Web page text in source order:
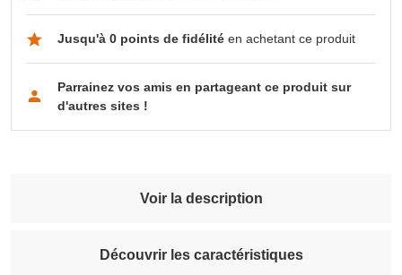
Jusqu'à 0 points de fidélitéen achetant ce produit
Parrainez vos amis en partageant ce produit sur
d'autres sites !
Voir la description
Découvrir les caractéristiques